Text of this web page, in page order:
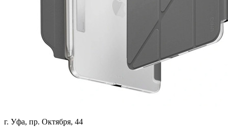
г. Уфа, пр. Октября, 44